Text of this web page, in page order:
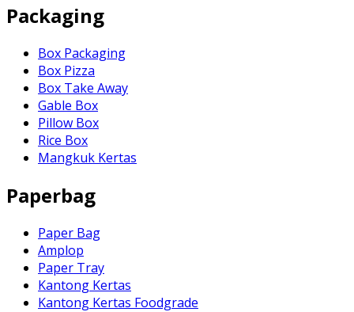
Packaging
Box Packaging
Box Pizza
Box Take Away
Gable Box
Pillow Box
Rice Box
Mangkuk Kertas
Paperbag
Paper Bag
Amplop
Paper Tray
Kantong Kertas
Kantong Kertas Foodgrade